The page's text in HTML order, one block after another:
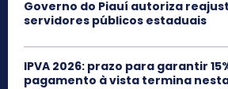
Governo do Piauí autoriza
servidores públicos estaduais
IPVA 2026: prazo para garantir
pagamento à vista termina